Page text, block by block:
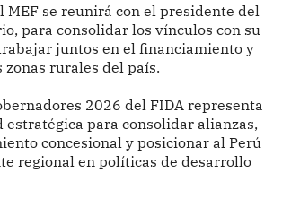
se reunirá con el presidente del
para consolidar los vínculos con su
juntos en el financiamiento y
rurales del país.
2026 del FIDA representa
para consolidar alianzas,
concesional y posicionar al Perú
regional en políticas de desarrollo